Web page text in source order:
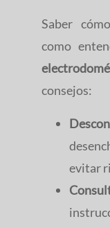
Saber
como
consejos:
evitar